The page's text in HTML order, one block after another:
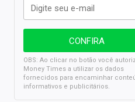
OBS: Ao clicar no botão você
Money Times a utilizar os dados
fornecidos para encaminhar
informativos e publicitários.